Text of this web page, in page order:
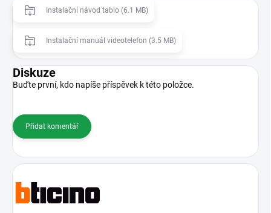
Instalační návod tablo (6.1 MB)
Instalační manuál videotelefon (3.5 MB)
Diskuze
Buďte první, kdo napíše příspěvek k této položce.
Přidat komentář